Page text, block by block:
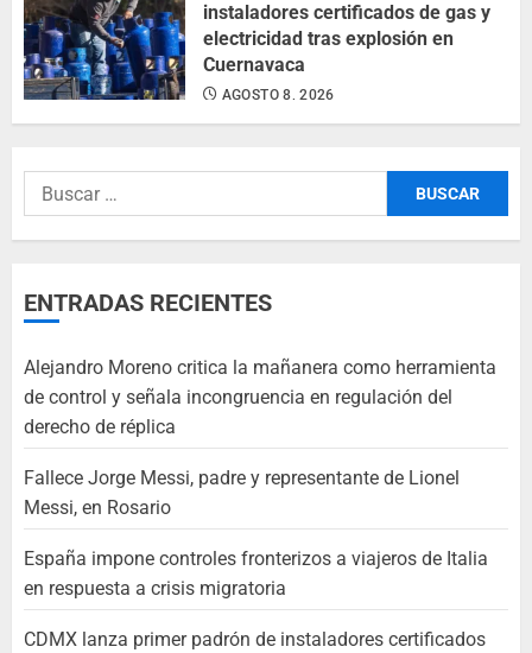
instaladores certificados de gas y
electricidad tras explosión en
Cuernavaca
AGOSTO 8, 2026
ENTRADAS RECIENTES
Alejandro Moreno critica la mañanera como herramienta
de control y señala incongruencia en regulación del
derecho de réplica
Fallece Jorge Messi, padre y representante de Lionel
Messi, en Rosario
España impone controles fronterizos a viajeros de Italia
en respuesta a crisis migratoria
CDMX lanza primer padrón de instaladores certificados